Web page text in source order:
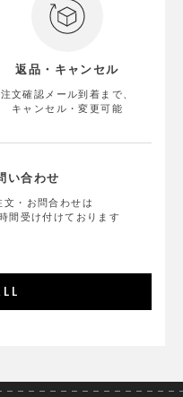
返品・キャンセル
注文確認メール到着まで、
キャンセル・変更可能
い合わせ
文・お問合わせは
間受け付けております